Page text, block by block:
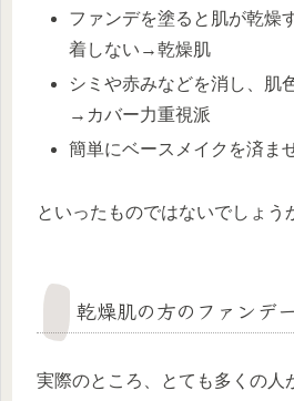
ファンデを塗ると肌が乾燥
着しない→乾燥肌
シミや赤みなどを消し、肌
→カバー力重視派
簡単にベースメイクを済ま
といったものではないでしょう
乾燥肌の方のファンデ
実際のところ、とても多くの人